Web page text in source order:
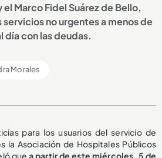
Marco Fidel Suárez de Bello,
no urgentes a menos de
día con las deudas.
Morales
para los usuarios del servicio de
la Asociación de Hospitales Públicos
quea partir de este miércoles, 5 de